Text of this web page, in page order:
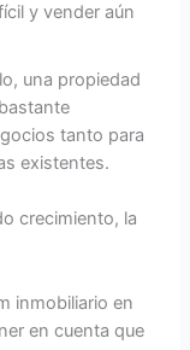
y vender aún
una propiedad
tanto para
existentes.
crecimiento, la
inmobiliario en
en cuenta que